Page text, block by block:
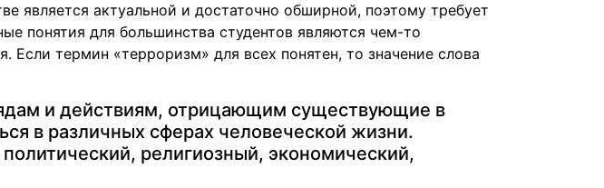
является актуальной и достаточно обширной, поэтому требует
понятия для большинства студентов являются чем-то
термин «терроризм» для всех понятен, то значение слова
и действиям, отрицающим существующие в
в различных сферах человеческой жизни.
религиозный, экономический,